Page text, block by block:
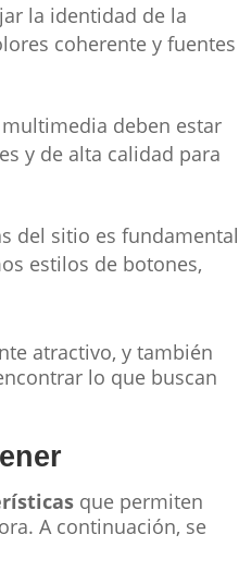
la identidad de la
coherente y fuentes
deben estar
y de alta calidad para
del sitio es fundamental
estilos de botones,
atractivo, y también
lo que buscan
que permiten
A continuación, se